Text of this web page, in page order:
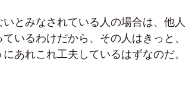
とみなされている人の場合は、他人
いるわけだから、その人はきっと、
あれこれ工夫しているはずなのだ。